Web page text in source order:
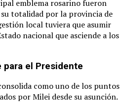
emblema rosarino fueron
totalidad por la provincia de
local tuviera que asumir
nacional que asciende a los
el Presidente
como uno de los puntos
por Milei desde su asunción.